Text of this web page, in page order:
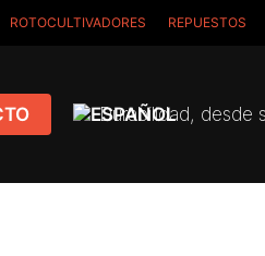
ROTOCULTIVADORES REPUESTOS
Durabilidad, desde